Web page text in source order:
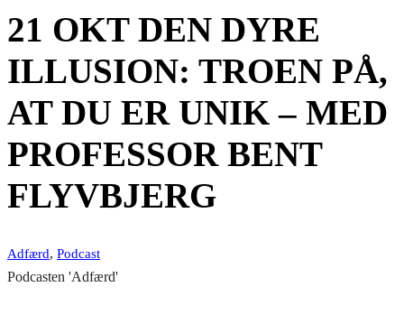
21 OKTDEN DYRE
ILLUSION: TROEN PÅ,
AT DU ER UNIK – MED
PROFESSOR BENT
FLYVBJERG
Adfærd, Podcast
Podcasten 'Adfærd'